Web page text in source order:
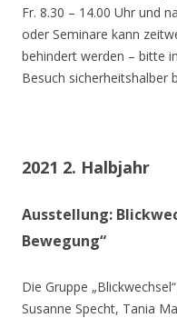
Fr. 8.30 – 14.00 Uhr und
oder Seminare kann
behindert werden – bitte
Besuch sicherheitshalber
2021 2. Halbjahr
Ausstellung:
Bewegung“
Die Gruppe
Susanne Specht, Tania